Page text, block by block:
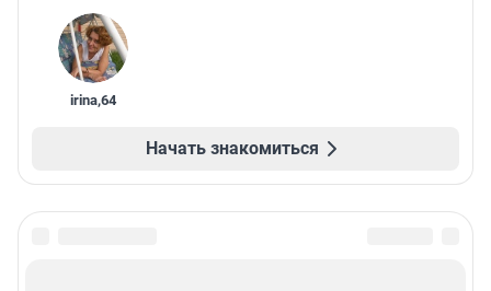
irina,64
Начать знакомиться